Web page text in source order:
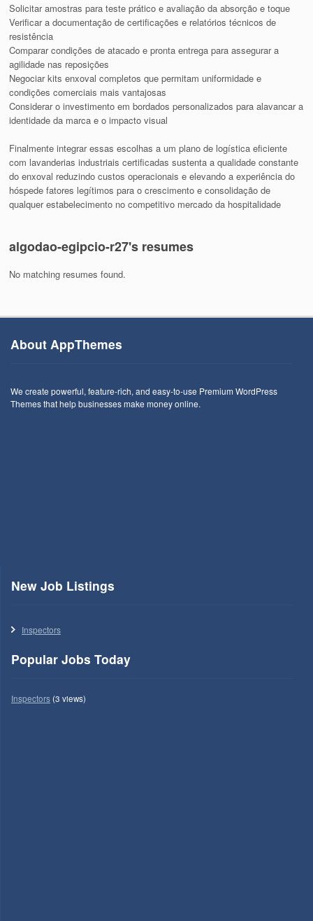
Solicitar amostras para teste prático e avaliação da absorção e toque
Verificar a documentação de certificações e relatórios técnicos de
resistência
Comparar condições de atacado e pronta entrega para assegurar a
agilidade nas reposições
Negociar kits enxoval completos que permitam uniformidade e
condições comerciais mais vantajosas
Considerar o investimento em bordados personalizados para alavancar a
identidade da marca e o impacto visual
Finalmente integrar essas escolhas a um plano de logística eficiente
com lavanderias industriais certificadas sustenta a qualidade constante
do enxoval reduzindo custos operacionais e elevando a experiência do
hóspede fatores legítimos para o crescimento e consolidação de
qualquer estabelecimento no competitivo mercado da hospitalidade
algodao-egipcio-r27's resumes
No matching resumes found.
About AppThemes
We create powerful, feature-rich, and easy-to-use Premium WordPress
Themes that help businesses make money online.
New Job Listings
Inspectors
Popular Jobs Today
Inspectors(3 views)